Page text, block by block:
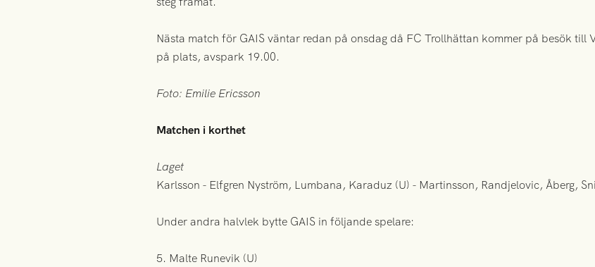
Nästa match för GAIS väntar redan på onsdag då FC Trollhättan kommer på besök till
på plats, avspark 19.00.
Foto: Emilie Ericsson
Matchen i korthet
Laget
Karlsson - Elfgren Nyström, Lumbana, Karaduz (U) - Martinsson, Randjelovic, Åberg,
Under andra halvlek bytte GAIS in följande spelare:
5. Malte Runevik (U)